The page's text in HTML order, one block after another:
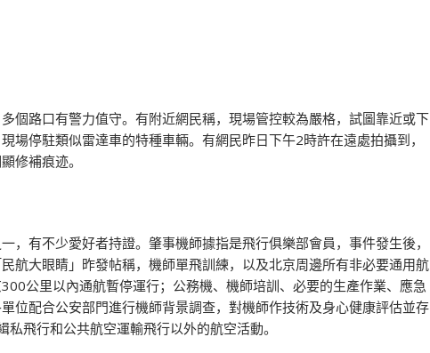
個路口有警力值守。有附近網民稱，現場管控較為嚴格，試圖靠近或下
場停駐類似雷達車的特種車輛。有網民昨日下午2時許在遠處拍攝到，
修補痕迹。
，有不少愛好者持證。肇事機師據指是飛行俱樂部會員，事件發生後，
航大眼睛」昨發帖稱，機師單飛訓練，以及北京周邊所有非必要通用航
公里以內通航暫停運行；公務機、機師培訓、必要的生產作業、應急
位配合公安部門進行機師背景調查，對機師作技術及身心健康評估並存
飛行和公共航空運輸飛行以外的航空活動。